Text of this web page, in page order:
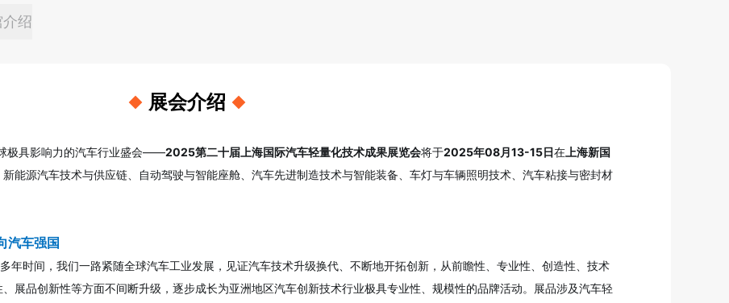
介绍
展会介绍
极具影响力的汽车行业盛会——2025第二十届上海国际汽车轻量化技术成果展览会将于2025年08月13-15日在 上海新国
能源汽车技术与供应链、自动驾驶与智能座舱、汽车先进制造技术与智能装备、车灯与车辆照明技术、汽车粘接与密封材
汽车强国
时间，我们一路紧随全球汽车工业发展，见证汽车技术升级换代、不断地开拓创新，从前瞻性、专业性、创造性、技术
展品创新性等方面不间断升级，逐步成长为亚洲地区汽车创新技术行业极具专业性、规模性的品牌活动。展品涉及汽车轻